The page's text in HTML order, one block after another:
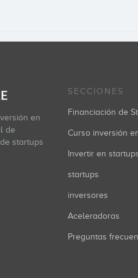
en
de
startups
SECCIONES
Financiación de
Curso inversión
Invertir en
startups
inversores
Aceleradoras
Preguntas